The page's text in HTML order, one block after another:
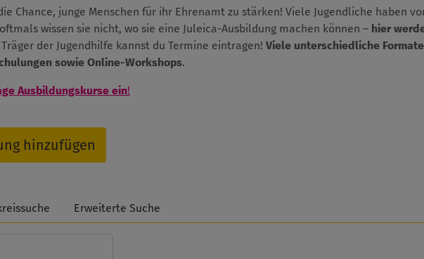
Chance, junge Menschen für ihr Ehrenamt zu stärken! Viele Jugendliche haben
wissen sie nicht, wo sie eine Juleica-Ausbildung machen können – hier
der Jugendhilfe kannst du Termine eintragen! Viele unterschiedliche
sowie Online-Workshops.
Ausbildungskurse ein!
hinzufügen
Erweiterte Suche